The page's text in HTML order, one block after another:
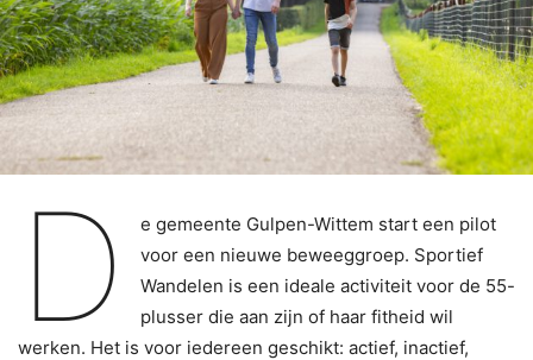
D
e gemeente Gulpen-Wittem start een pilot
voor een nieuwe beweeggroep. Sportief
Wandelen is een ideale activiteit voor de 55-
plusser die aan zijn of haar fitheid wil
werken. Het is voor iedereen geschikt: actief, inactief,